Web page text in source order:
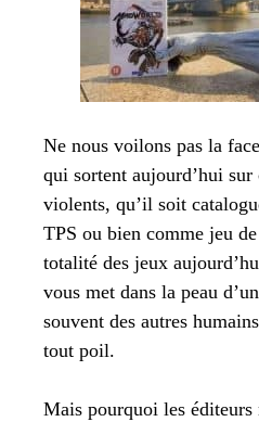
Ne nous voilons pas la
qui sortent aujourd’hui
violents, qu’il soit
TPS ou bien comme jeu
totalité des jeux
vous met dans la peau
souvent des autres
tout poil.
Mais pourquoi les éditeurs